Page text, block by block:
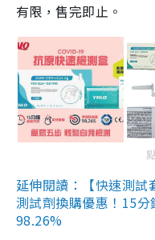
有限，售完即止。
延伸閱讀：【快速測試
測試劑換購優惠！15
98.26%